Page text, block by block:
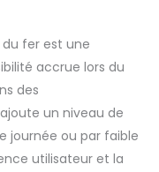
longue durée
vous
des
dans notre
6200 centres
dans le
Rafraîchit
fer est une
accrue lors du
des
un niveau de
journée ou par faible
utilisateur et la